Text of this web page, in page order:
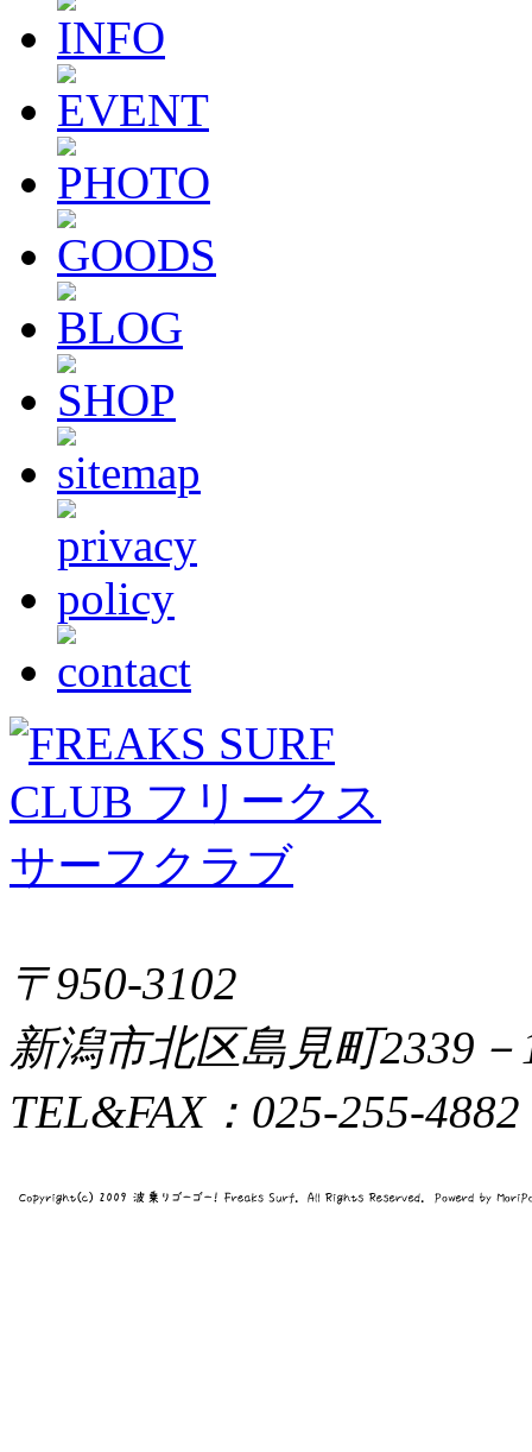
〒950-3102
新潟市北区島見町2339－
TEL&FAX：025-255-4882